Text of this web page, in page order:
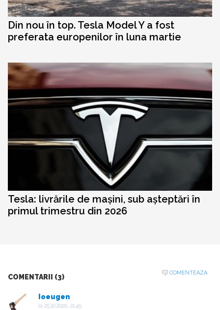
Din nou în top. Tesla Model Y a fost
preferata europenilor în luna martie
Tesla: livrările de mașini, sub așteptări în
primul trimestru din 2026
COMENTARII (3)
COMENTEAZA
Ioeugen
la 25.10.2020, 21:45